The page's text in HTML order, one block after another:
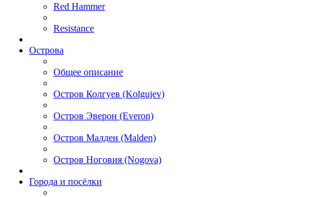
Red Hammer
Resistance
Острова
Общее описание
Остров Колгуев (Kolgujev)
Остров Эверон (Everon)
Остров Малден (Malden)
Остров Ноговия (Nogova)
Города и посёлки